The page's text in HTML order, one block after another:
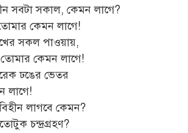
সবটা সকাল, কেমন লাগে?
কেমন লাগে!
সকল পাওয়ায়,
কেমন লাগে!
ঢঙের ভেতর
লাগে!
লাগবে কেমন?
চন্দ্রগ্রহণ?